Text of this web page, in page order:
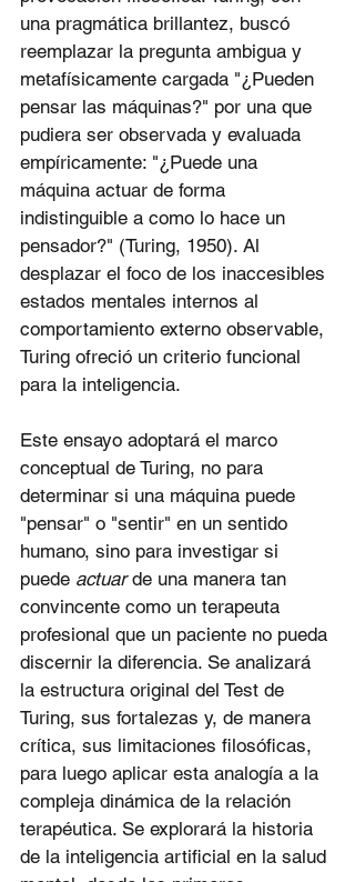
una pragmática brillantez, buscó
reemplazar la pregunta ambigua y
metafísicamente cargada "¿Pueden
pensar las máquinas?" por una que
pudiera ser observada y evaluada
empíricamente: "¿Puede una
máquina actuar de forma
indistinguible a como lo hace un
pensador?" (Turing, 1950). Al
desplazar el foco de los inaccesibles
estados mentales internos al
comportamiento externo observable,
Turing ofreció un criterio funcional
para la inteligencia.
Este ensayo adoptará el marco
conceptual de Turing, no para
determinar si una máquina puede
"pensar" o "sentir" en un sentido
humano, sino para investigar si
puede actuar de una manera tan
convincente como un terapeuta
profesional que un paciente no pueda
discernir la diferencia. Se analizará
la estructura original del Test de
Turing, sus fortalezas y, de manera
crítica, sus limitaciones filosóficas,
para luego aplicar esta analogía a la
compleja dinámica de la relación
terapéutica. Se explorará la historia
de la inteligencia artificial en la salud